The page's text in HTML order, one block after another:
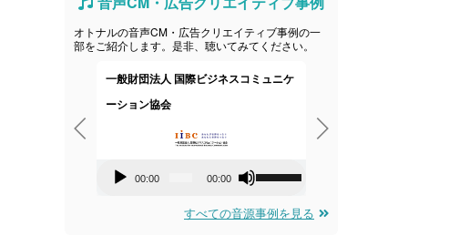
オトナルの音声CM・広告クリエイティブ事例の一
部をご紹介します。是非、聴いてみてください。
一般財団法人 国際ビジネスコミュニケ
ーション協会
00:00 00:00
ボ
ュ
すべての音源事例を見る